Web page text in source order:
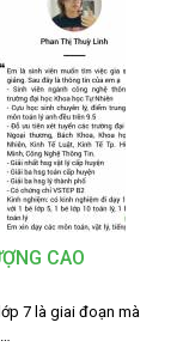
CAO
7 là giai đoạn mà